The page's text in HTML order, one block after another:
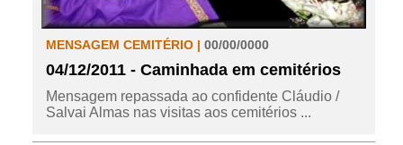
MENSAGEM CEMITÉRIO | 00/00/0000
04/12/2011 - Caminhada em cemitérios
Mensagem repassada ao confidente Cláudio /
Salvai Almas nas visitas aos cemitérios ...